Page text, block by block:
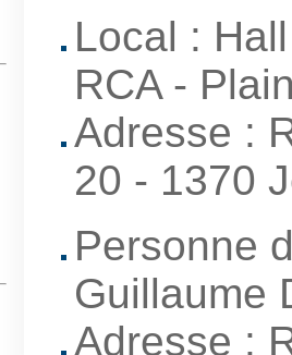
Local :
RCA -
Adresse :
20 - 1370
Personne
Guillaume
Adresse :